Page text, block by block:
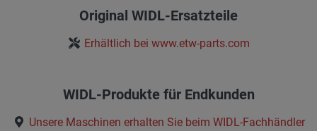
Original WIDL-Ersatzteile
Erhältlich bei www.etw-parts.com
WIDL-Produkte für Endkunden
Unsere Maschinen erhalten Sie beim WIDL-Fachhändler